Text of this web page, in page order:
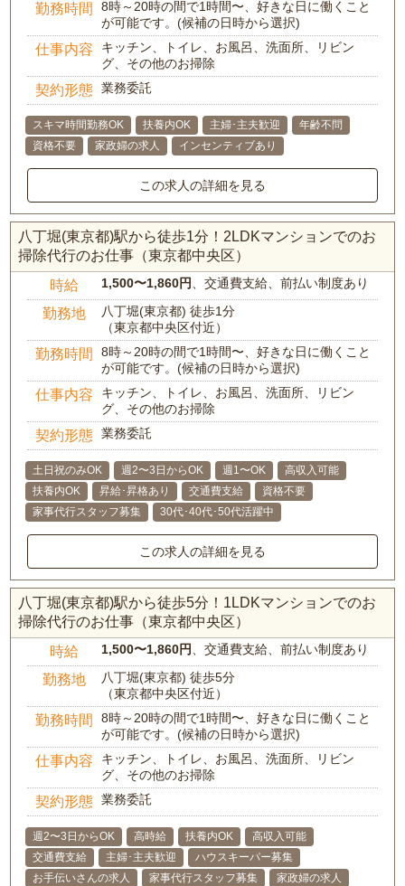
勤務時間
8時～20時の間で1時間〜、好きな日に働くこと
が可能です。(候補の日時から選択)
仕事内容
キッチン、トイレ、お風呂、洗面所、リビン
グ、その他のお掃除
契約形態 業務委託
スキマ時間勤務OK 扶養内OK 主婦･主夫歓迎
年齢不問
資格不要
家政婦の求人 インセンティブあり
この求人の詳細を見る
八丁堀(東京都)駅から徒歩1分！2LDKマンションでのお
掃除代行のお仕事（東京都中央区）
時給 1,500〜1,860円、交通費支給、前払い制度あり
勤務地
八丁堀(東京都) 徒歩1分
（東京都中央区付近）
勤務時間
8時～20時の間で1時間〜、好きな日に働くこと
が可能です。(候補の日時から選択)
仕事内容
キッチン、トイレ、お風呂、洗面所、リビン
グ、その他のお掃除
契約形態 業務委託
土日祝のみOK 週2〜3日からOK 週1〜OK
高収入可能
扶養内OK
昇給･昇格あり 交通費支給
資格不要
家事代行スタッフ募集
30代･40代･50代活躍中
この求人の詳細を見る
八丁堀(東京都)駅から徒歩5分！1LDKマンションでのお
掃除代行のお仕事（東京都中央区）
時給 1,500〜1,860円、交通費支給、前払い制度あり
勤務地
八丁堀(東京都) 徒歩5分
（東京都中央区付近）
勤務時間
8時～20時の間で1時間〜、好きな日に働くこと
が可能です。(候補の日時から選択)
仕事内容
キッチン、トイレ、お風呂、洗面所、リビン
グ、その他のお掃除
契約形態 業務委託
週2〜3日からOK 高時給 扶養内OK
高収入可能
交通費支給
主婦･主夫歓迎
ハウスキーパー募集
お手伝いさんの求人
家事代行スタッフ募集
家政婦の求人